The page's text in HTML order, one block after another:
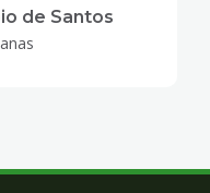
de Santos